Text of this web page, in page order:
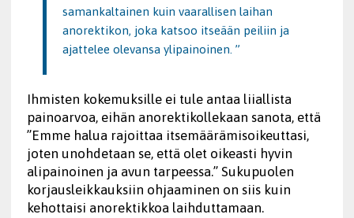
samankaltainen kuin vaarallisen laihan
anorektikon, joka katsoo itseään peiliin ja
ajattelee olevansa ylipainoinen. ”
Ihmisten kokemuksille ei tule antaa liiallista
painoarvoa, eihän anorektikollekaan sanota, että
”Emme halua rajoittaa itsemäärämisoikeuttasi,
joten unohdetaan se, että olet oikeasti hyvin
alipainoinen ja avun tarpeessa.” Sukupuolen
korjausleikkauksiin ohjaaminen on siis kuin
kehottaisi anorektikkoa laihduttamaan.